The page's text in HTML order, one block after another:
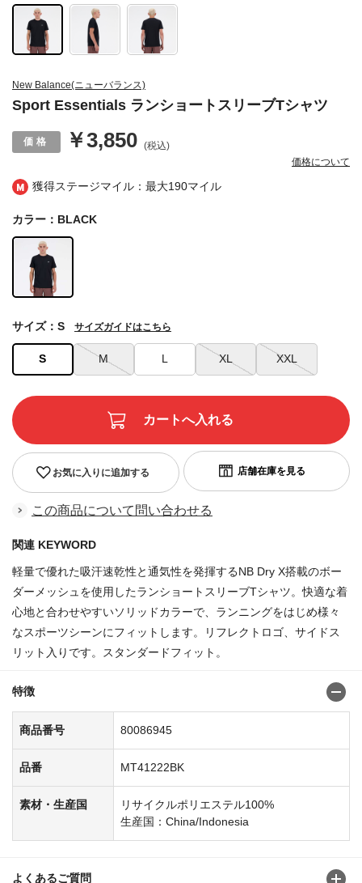
獲得ステージマイル：最大190マイル
New Balance(ニューバランス)
Sport Essentials ランショートスリーブTシャツ
￥3,850 (税込)
価格について
カラー：BLACK
S M L XL XXL
サイズ：S サイズガイドはこちら
お気に入りに追加する
この商品について問い合わせる
関連 KEYWORD
軽量で優れた吸汗速乾性と通気性を発揮するNB Dry X搭載のボー
ダーメッシュを使用したランショートスリーブTシャツ。快適な着
心地と合わせやすいソリッドカラーで、ランニングをはじめ様々
なスポーツシーンにフィットします。リフレクトロゴ、サイドス
リット入りです。スタンダードフィット。
特徴
商品番号 80086945
品番 MT41222BK
素材・生産国
リサイクルポリエステル100%
生産国：China/Indonesia
よくあるご質問